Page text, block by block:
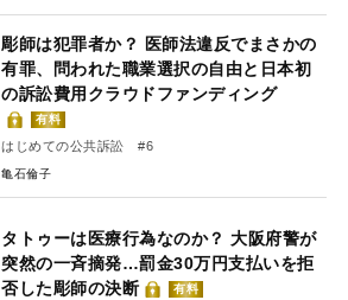
彫師は犯罪者か？ 医師法違反でまさかの
有罪、問われた職業選択の自由と日本初
の訴訟費用クラウドファンディング
有料
はじめての公共訴訟 #6
亀石倫子
タトゥーは医療行為なのか？ 大阪府警が
突然の一斉摘発…罰金30万円支払いを拒
否した彫師の決断
有料